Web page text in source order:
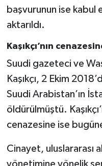
başvurunun ise kabul
aktarıldı.
Kaşıkçı’nın
Suudi gazeteci ve
Kaşıkçı, 2 Ekim
Suudi Arabistan’ın
öldürülmüştü.
cenazesine ise
Cinayet, uluslararası